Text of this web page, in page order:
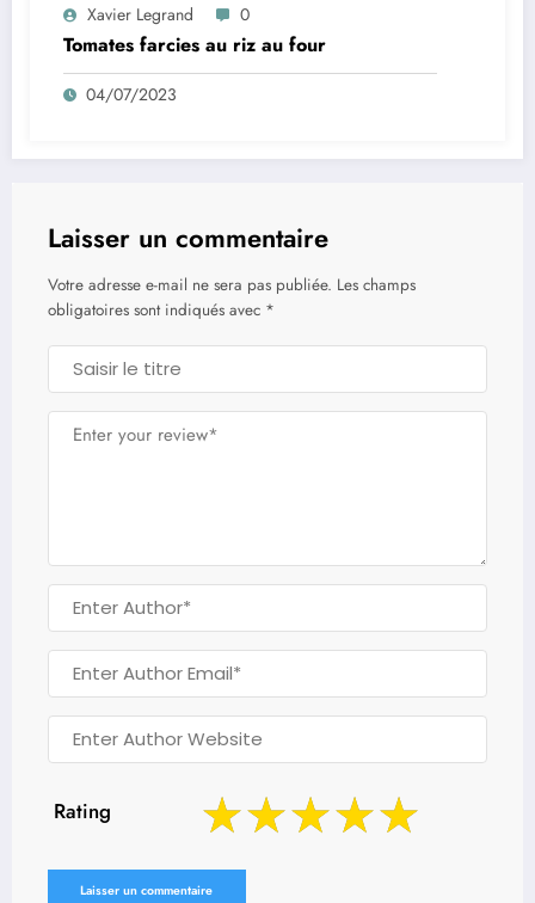
Xavier Legrand 0
Tomates farcies au riz au four
04/07/2023
Laisser un commentaire
Votre adresse e-mail ne sera pas publiée. Les champs
obligatoires sont indiqués avec *
Rating